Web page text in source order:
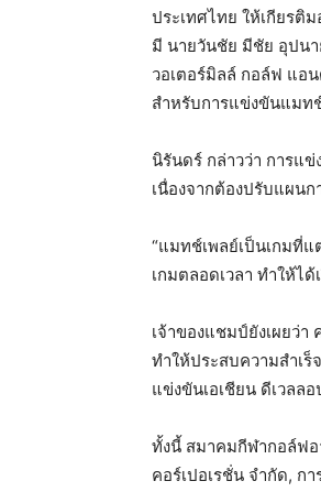
ประเทศไทย ให้เกียรติ
มี นายวันชัย มีชัย อุปน
วอเตอร์มิลล์ กอล์ฟ แอ
สำหรับการแข่งขันแมท
นิรันดร์ กล่าวว่า การแ
เนื่องจากต้องปรับแผน
“แมทช์เพลย์เป็นเกมที่
เกมตลอดเวลา ทำให้ไ
เจ้าของแชมป์ยังเผยว่
ทำให้ประสบความสำเ
แข่งขันเอเชียน ดีเวลล
ทั้งนี้ สมาคมกีฬากอล์ฟ
คอร์เปอเรชั่น จำกัด, ก